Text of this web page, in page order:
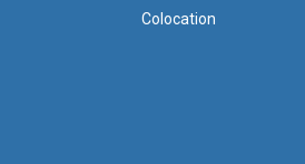
Colocation